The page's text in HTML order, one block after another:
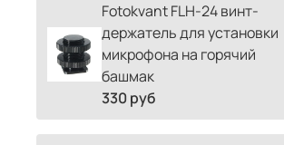
Fotokvant FLH-24 винт-
держатель для установки
микрофона на горячий
башмак
330 руб